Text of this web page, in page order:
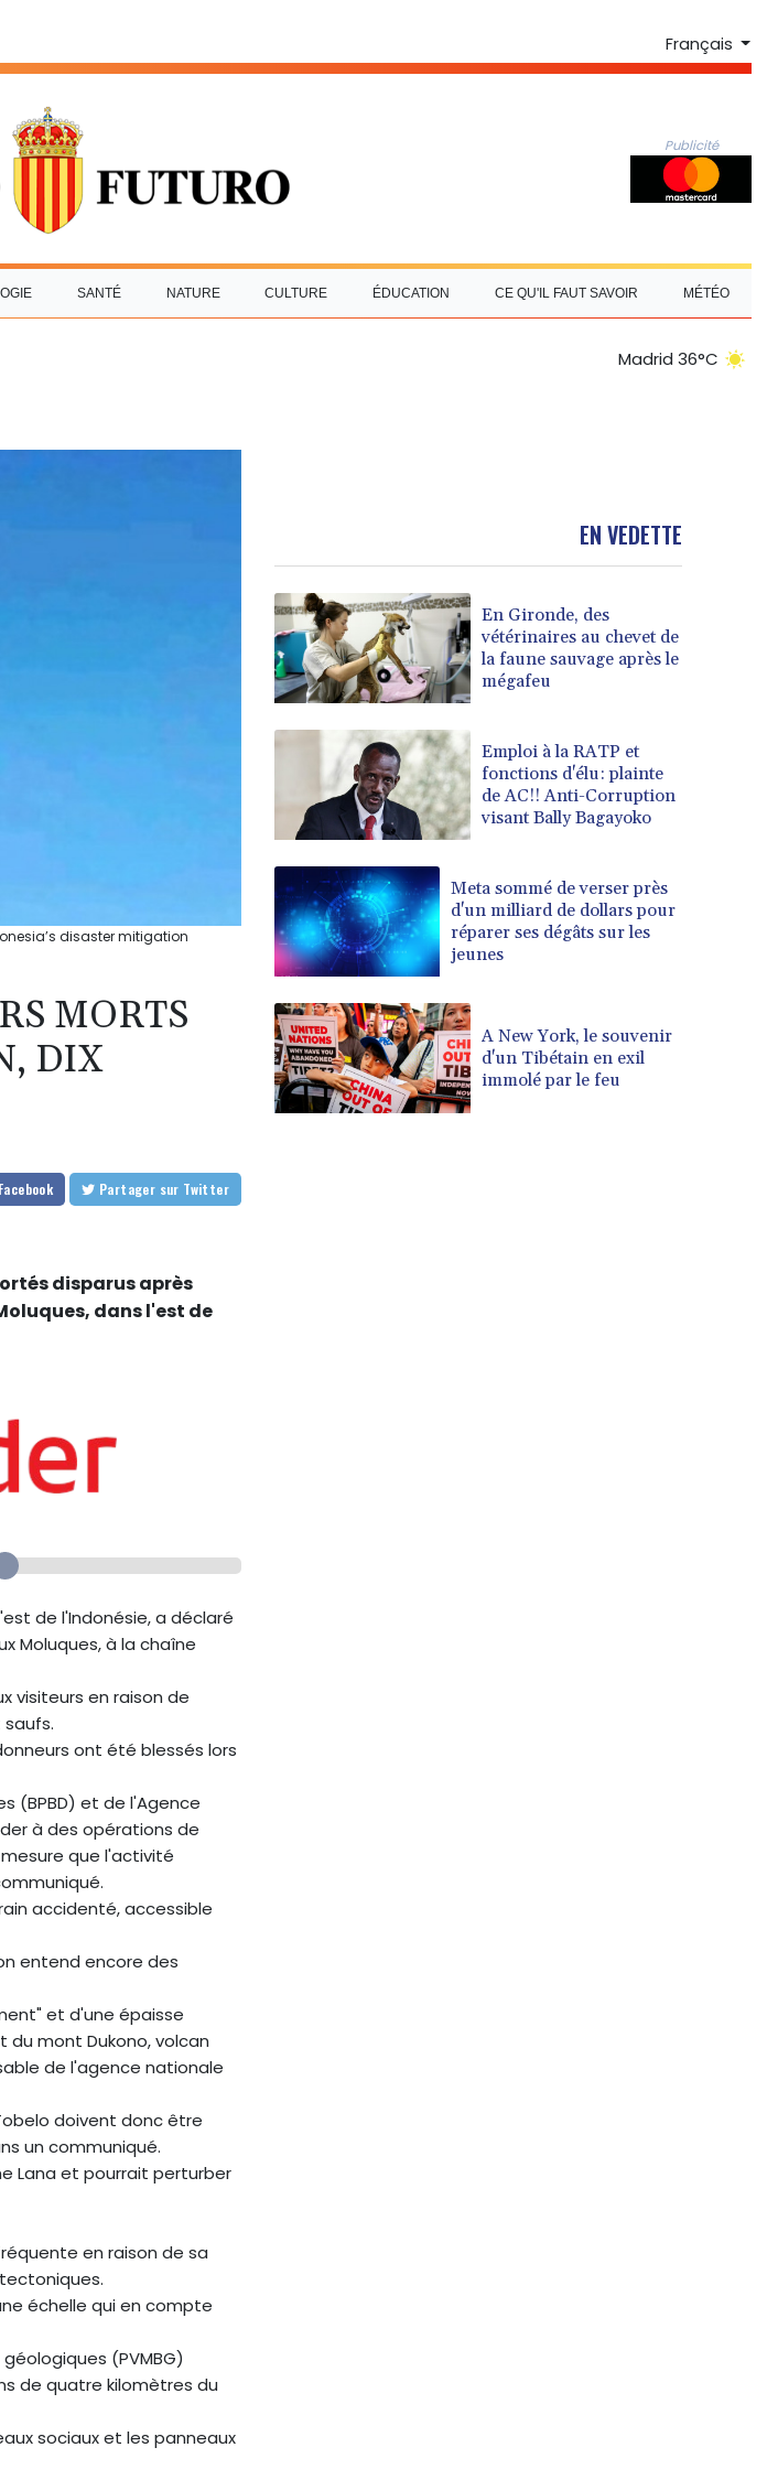
Français
Publicité
SANTÉ NATURE CULTURE ÉDUCATION CE QU'IL FAUT SAVOIR MÉTÉO
Madrid 36°C
disaster mitigation
MORTS
DIX
Partager sur Twitter
disparus après
dans l'est de
de l'Indonésie, a déclaré
Moluques, à la chaîne
visiteurs en raison de
ont été blessés lors
(BPBD) et de l'Agence
à des opérations de
que l'activité
accidenté, accessible
entend encore des
et d'une épaisse
mont Dukono, volcan
de l'agence nationale
doivent donc être
un communiqué.
Lana et pourrait perturber
en raison de sa
échelle qui en compte
(PVMBG)
de quatre kilomètres du
sociaux et les panneaux
EN VEDETTE
En Gironde, des
vétérinaires au chevet de
la faune sauvage après le
mégafeu
Emploi à la RATP et
fonctions d'élu: plainte
de AC!! Anti-Corruption
visant Bally Bagayoko
Meta sommé de verser près
d'un milliard de dollars pour
réparer ses dégâts sur les
jeunes
A New York, le souvenir
d'un Tibétain en exil
immolé par le feu